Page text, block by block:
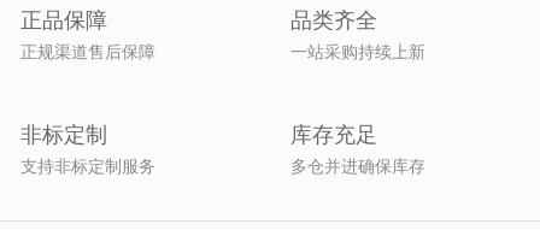
正品保障
正规渠道售后保障
品类齐全
一站采购持续上新
非标定制
支持非标定制服务
库存充足
多仓并进确保库存